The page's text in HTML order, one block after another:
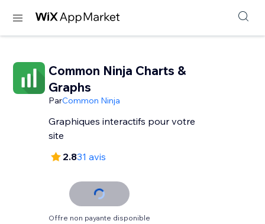
Common Ninja Charts &
Graphs
ParCommon Ninja
Graphiques interactifs pour votre
site
2.831 avis
Offre non payante disponible